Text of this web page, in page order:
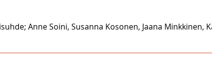
Anne Soini, Susanna Kosonen, Jaana Minkkinen,